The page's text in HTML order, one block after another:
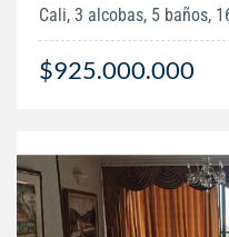
Cali, 3 alcobas, 5 baños,
$925.000.000